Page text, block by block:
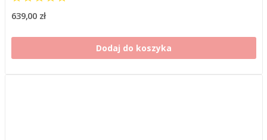
639,00 zł
Dodaj do koszyka